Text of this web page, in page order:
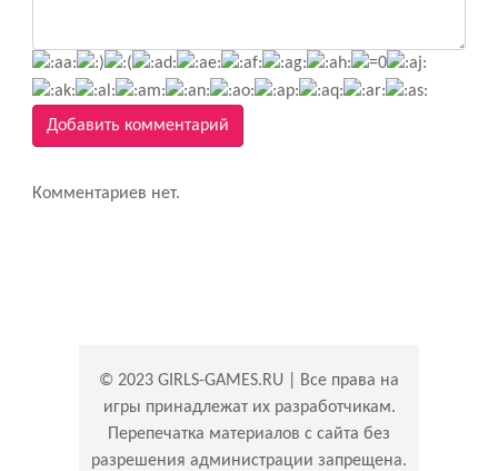
Добавить комментарий
Комментариев нет.
© 2023 GIRLS-GAMES.RU | Все права на
игры принадлежат их разработчикам.
Перепечатка материалов с сайта без
разрешения администрации запрещена.